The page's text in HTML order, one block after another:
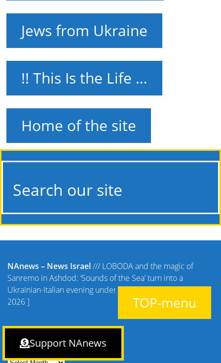
Jews from Ukraine
!! This Is the Life …
Home of the site
Search our site
NAnews – News Israel/// LOBODA and the magic of
Sanremo in Ashdod: ‘Sounds of the Sea’ turn into a
Ukrainian-Italian evening under the open sky – June 13,
2026] TOP-menu
Support NAnews